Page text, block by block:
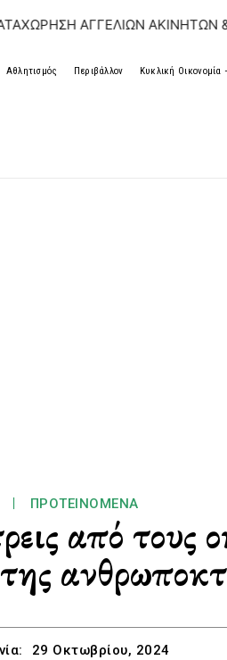
ΑΚΙΝΗΤΩΝ &
Αθλητισμός Περιβάλλον Κυκλική
ΠΡΟΤΕΙΝΌΜΕΝΑ
από τους
29 Οκτωβρίου, 2024